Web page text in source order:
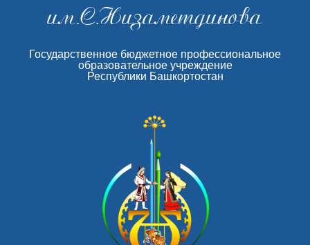
им.С.Низаметдинова
Государственное бюджетное профессиональное
образовательное учреждение
Республики Башкортостан